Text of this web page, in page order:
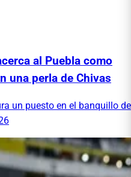
al Puebla como
una perla de Chivas
un puesto en el banquillo de